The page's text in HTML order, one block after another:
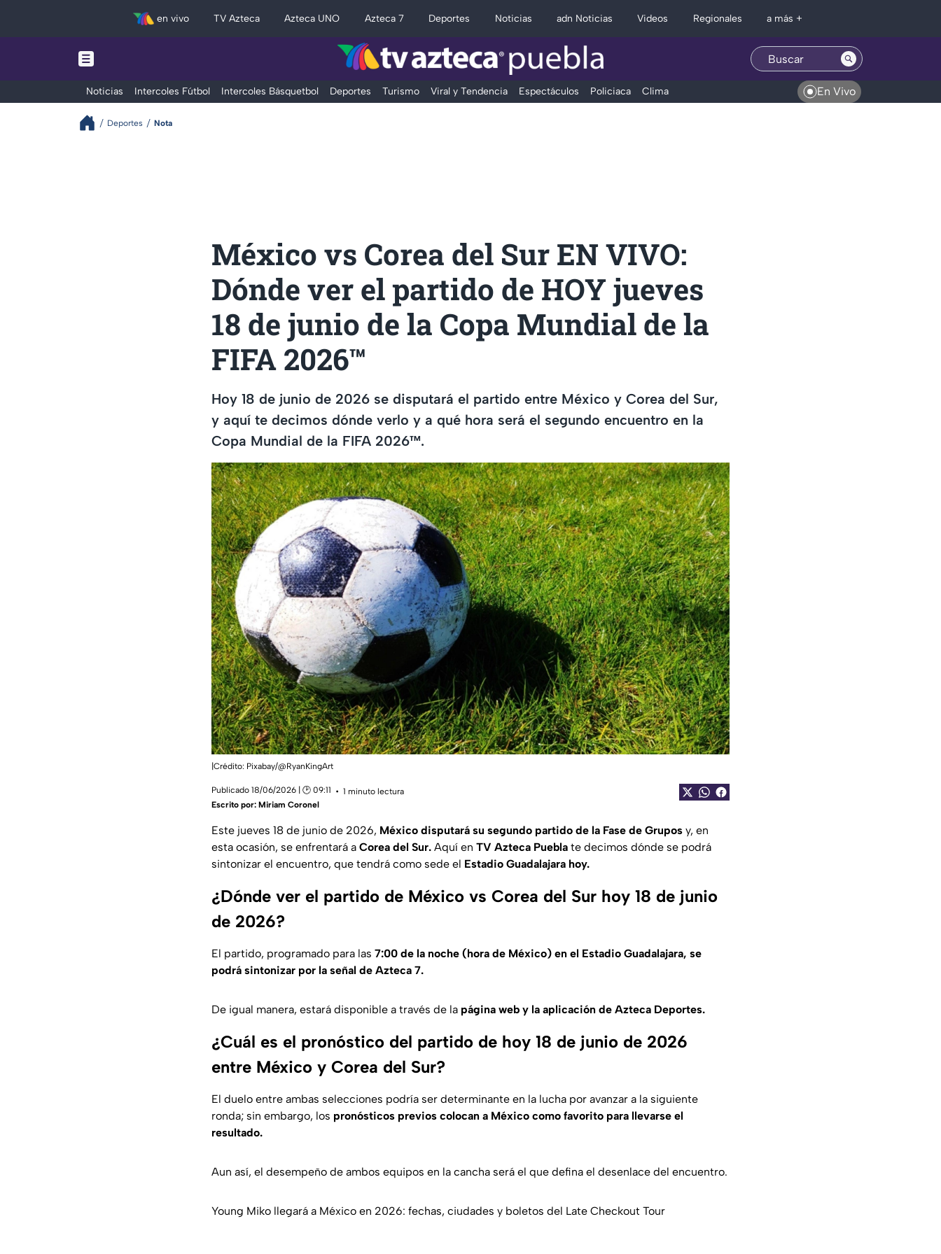
en vivo TV Azteca Azteca UNO Azteca 7 Deportes Noticias adn Noticias Videos Regionales a más +
Noticias Intercoles Fútbol Intercoles Básquetbol Deportes Turismo Viral y Tendencia Espectáculos Policiaca Clima En Vivo
Deportes Nota
México vs Corea del Sur EN VIVO:
Dónde ver el partido de HOY jueves
18 de junio de la Copa Mundial de la
FIFA 2026™
Hoy 18 de junio de 2026 se disputará el partido entre México y Corea del Sur,
y aquí te decimos dónde verlo y a qué hora será el segundo encuentro en la
Copa Mundial de la FIFA 2026™.
|Crédito: Pixabay/@RyanKingArt
Publicado 18/06/2026 | 🕑 09:11
1 minuto lectura
Escrito por: Miriam Coronel
Este jueves 18 de junio de 2026, México disputará su segundo partido de la Fase de Grupos y, en
esta ocasión, se enfrentará a Corea del Sur. Aquí en TV Azteca Puebla te decimos dónde se podrá
sintonizar el encuentro, que tendrá como sede el Estadio Guadalajara hoy.
¿Dónde ver el partido de México vs Corea del Sur hoy 18 de junio
de 2026?
El partido, programado para las 7:00 de la noche (hora de México) en el Estadio Guadalajara, se
podrá sintonizar por la señal de Azteca 7.
De igual manera, estará disponible a través de la página web y la aplicación de Azteca Deportes.
¿Cuál es el pronóstico del partido de hoy 18 de junio de 2026
entre México y Corea del Sur?
El duelo entre ambas selecciones podría ser determinante en la lucha por avanzar a la siguiente
ronda; sin embargo, los pronósticos previos colocan a México como favorito para llevarse el
resultado.
Aun así, el desempeño de ambos equipos en la cancha será el que defina el desenlace del encuentro.
Young Miko llegará a México en 2026: fechas, ciudades y boletos del Late Checkout Tour